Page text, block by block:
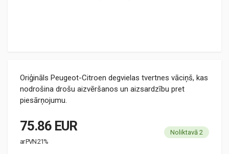
Oriģināls Peugeot-Citroen degvielas tvertnes vāciņš, kas
nodrošina drošu aizvēršanos un aizsardzību pret
piesārņojumu.
75.86 EUR
ar PVN 21%
Noliktavā 2